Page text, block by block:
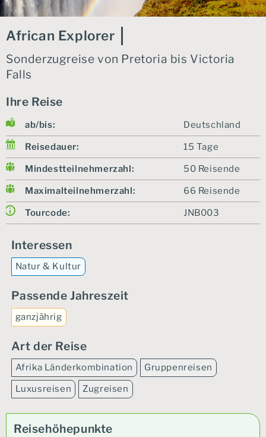
African Explorer
Sonderzugreise von Pretoria bis Victoria
Falls
Ihre Reise
ab/bis: Deutschland
Reisedauer: 15 Tage
Mindestteilnehmerzahl: 50 Reisende
Maximalteilnehmerzahl: 66 Reisende
Tourcode: JNB003
Interessen
Natur & Kultur
Passende Jahreszeit
ganzjährig
Art der Reise
Afrika Länderkombination
Gruppenreisen
Luxusreisen
Zugreisen
Reisehöhepunkte